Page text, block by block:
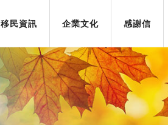
移民資訊 企業文化 感謝信